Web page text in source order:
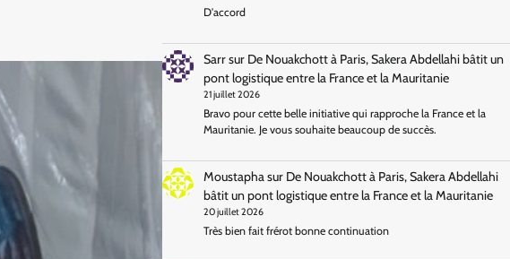
D'accord
Sarrsur De Nouakchott à Paris, Sakera Abdellahi bâtit un
pont logistique entre la France et la Mauritanie
21 juillet 2026
Bravo pour cette belle initiative qui rapproche la France et la
Mauritanie. Je vous souhaite beaucoup de succès.
Moustaphasur De Nouakchott à Paris, Sakera Abdellahi
bâtit un pont logistique entre la France et la Mauritanie
20 juillet 2026
Très bien fait frérot bonne continuation